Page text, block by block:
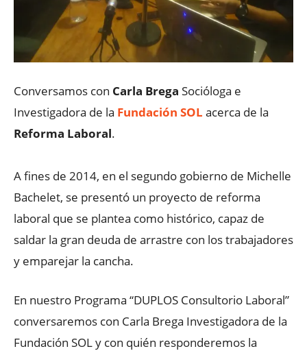
Conversamos con Carla Brega Socióloga e
Investigadora de la Fundación SOL acerca de la
Reforma Laboral.
A fines de 2014, en el segundo gobierno de Michelle
Bachelet, se presentó un proyecto de reforma
laboral que se plantea como histórico, capaz de
saldar la gran deuda de arrastre con los trabajadores
y emparejar la cancha.
En nuestro Programa “DUPLOS Consultorio Laboral”
conversaremos con Carla Brega Investigadora de la
Fundación SOL y con quién responderemos la